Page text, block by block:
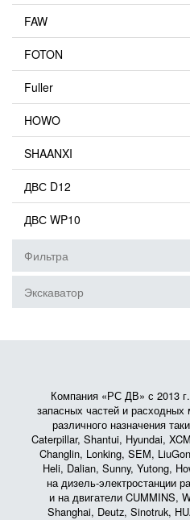
FAW
FOTON
Fuller
HOWO
SHAANXI
ДВС D12
ДВС WP10
Фильтра
Экскаватор
Компания «РС ДВ» с 2013
запасных частей и расходных
различного назначения
Caterpillar, Shantui, Hyundai,
Changlin, Lonking, SEM,
Heli, Dalian, Sunny, Yutong,
на дизель-электростанции
и на двигатели CUMMINS,
Shanghai, Deutz, Sinotruk,